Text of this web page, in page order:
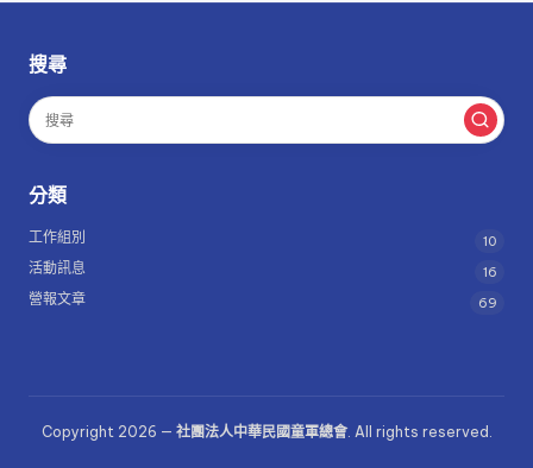
搜尋
分類
工作組別 10
活動訊息 16
營報文章 69
Copyright 2026 — 社團法人中華民國童軍總會. All rights reserved.